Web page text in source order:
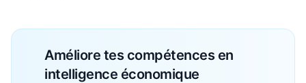
Améliore tes compétences en
intelligence économique